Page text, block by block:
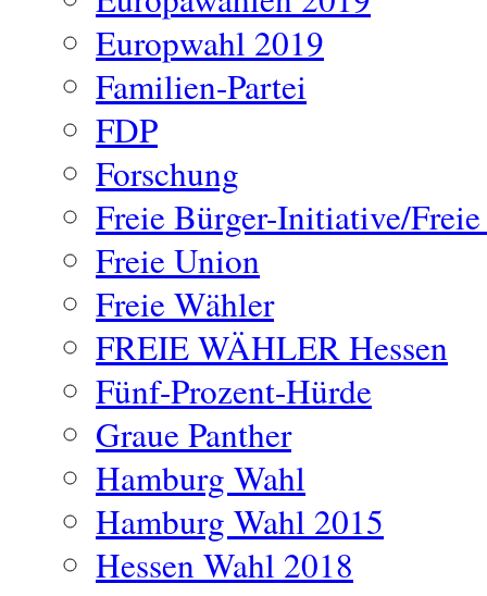
Europwahl 2019
Familien-Partei
FDP
Forschung
Freie Bürger-Initiative/
Freie Union
Freie Wähler
FREIE WÄHLER Hessen
Fünf-Prozent-Hürde
Graue Panther
Hamburg Wahl
Hamburg Wahl 2015
Hessen Wahl 2018